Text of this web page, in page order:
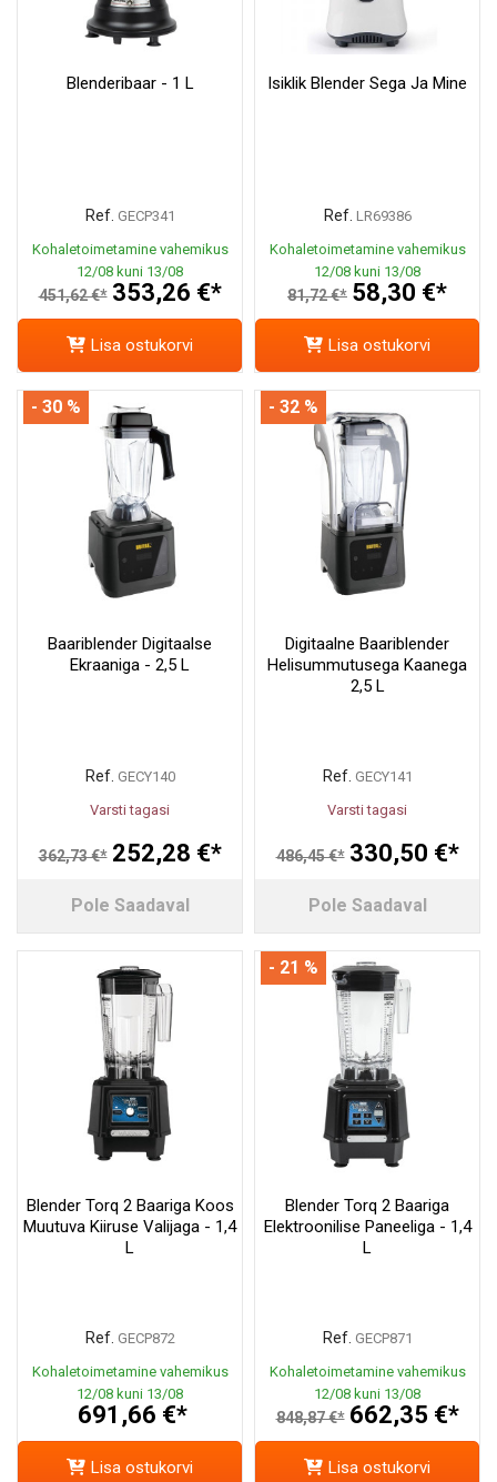
Blenderibaar - 1 L
Ref. GECP341
Kohaletoimetamine vahemikus
12/08 kuni 13/08
451,62 €* 353,26 €*
Lisa ostukorvi
Isiklik Blender Sega Ja Mine
Ref. LR69386
Kohaletoimetamine vahemikus
12/08 kuni 13/08
81,72 €* 58,30 €*
Lisa ostukorvi
Baariblender Digitaalse
Ekraaniga - 2,5 L
Ref. GECY140
Varsti tagasi
362,73 €* 252,28 €*
- 30 %
Pole Saadaval
Digitaalne Baariblender
Helisummutusega Kaanega
2,5 L
Ref. GECY141
Varsti tagasi
486,45 €* 330,50 €*
- 32 %
Pole Saadaval
Blender Torq 2 Baariga Koos
Muutuva Kiiruse Valijaga - 1,4
L
Ref. GECP872
Kohaletoimetamine vahemikus
12/08 kuni 13/08
691,66 €*
Lisa ostukorvi
Blender Torq 2 Baariga
Elektroonilise Paneeliga - 1,4
L
Ref. GECP871
Kohaletoimetamine vahemikus
12/08 kuni 13/08
848,87 €* 662,35 €*
- 21 %
Lisa ostukorvi